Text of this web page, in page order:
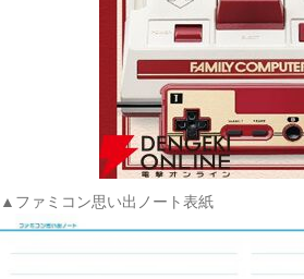
▲ファミコン思い出ノート表紙